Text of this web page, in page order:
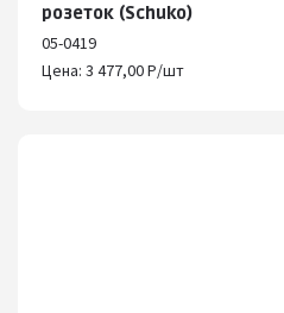
розеток (Schuko)
05-0419
Цена: 3 477,00 Р/шт